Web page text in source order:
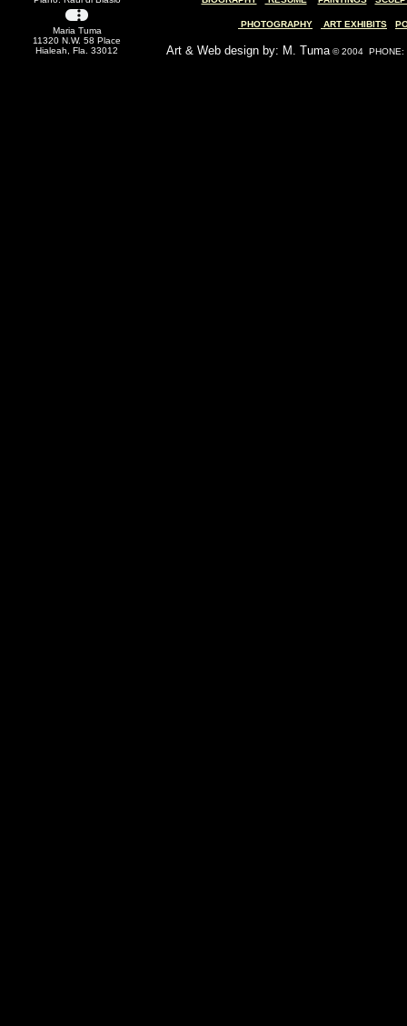
Maria Tuma
11320 N.W. 58 Place
Hialeah, Fla. 33012
PHOTOGRAPHY ART EXHIBITS
Art & Web design by: M. Tuma © 2004 PHONE: